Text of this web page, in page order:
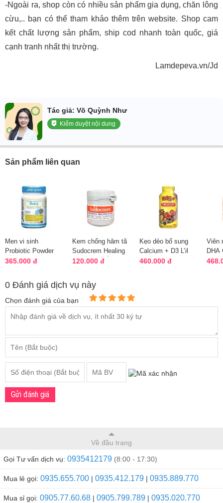
-Ngoài ra, shop còn có nhiều sản phẩm gia dụng, chăn lông
cừu,.. bạn có thể tham khảo thêm trên website. Shop cam
kết chất lượng sản phẩm, ship cod nhanh toàn quốc, giá
cạnh tranh nhất thị trường.
Lamdepeva.vn/Jd
Tác giả: Võ Quỳnh Như
Kiểm duyệt nội dung
Sản phẩm liên quan
Men vi sinh
Probiotic Powder
For Baby 40g Life
365.000 đ
Kem chống hăm tã
Sudocrem Healing
Cream của Úc,
120.000 đ
Kẹo dẻo bổ sung
Calcium + D3 L’il
Critters Gummies
460.000 đ
Viên
DHA
bé
0 Đánh giá dịch vụ này
Chọn đánh giá của bạn
Gửi đánh giá
Về đầu trang
Gọi Tư vấn dịch vụ: 0935412179 (8:00 - 17:30)
Mua lẻ gọi: 0935.655.700 | 0935.412.179 | 0935.889.770
Mua sỉ gọi: 0905.77.60.68 | 0905.799.789 | 0935.020.770